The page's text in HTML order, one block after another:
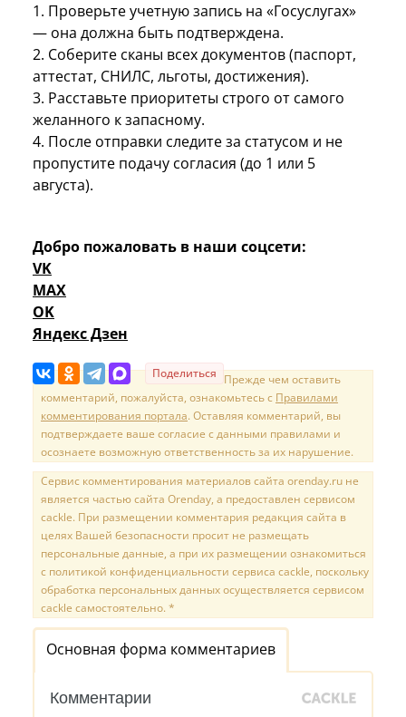
1. Проверьте учетную запись на «Госуслугах»
— она должна быть подтверждена.
2. Соберите сканы всех документов (паспорт,
аттестат, СНИЛС, льготы, достижения).
3. Расставьте приоритеты строго от самого
желанного к запасному.
4. После отправки следите за статусом и не
пропустите подачу согласия (до 1 или 5
августа).
Добро пожаловать в наши соцсети:
VK
MAX
OK
Яндекс Дзен
Поделиться Прежде чем оставить
комментарий, пожалуйста, ознакомьтесь с Правилами
комментирования портала. Оставляя комментарий, вы
подтверждаете ваше согласие с данными правилами и
осознаете возможную ответственность за их нарушение.
Сервис комментирования материалов сайта orenday.ru не
является частью сайта Orenday, а предоставлен сервисом
cackle. При размещении комментария редакция сайта в
целях Вашей безопасности просит не размещать
персональные данные, а при их размещении ознакомиться
с политикой конфиденциальности сервиса cackle, поскольку
обработка персональных данных осуществляется сервисом
cackle самостоятельно. *
Основная форма комментариев
Комментарии